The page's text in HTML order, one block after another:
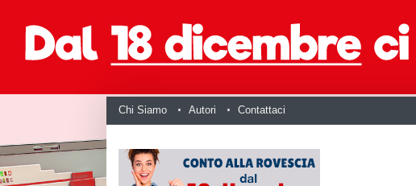
Chi Siamo Autori Contattaci